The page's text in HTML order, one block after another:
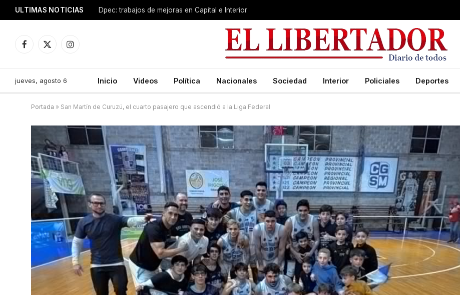
ULTIMAS NOTICIAS Dpec: trabajos de mejoras en Capital e Interior
Facebook
X
Instagram
jueves, agosto 6 Inicio Videos Política Nacionales Sociedad Interior Policiales Deportes
Portada » San Martín de Curuzú, el cuarto pasajero que ascendió a la Liga Federal